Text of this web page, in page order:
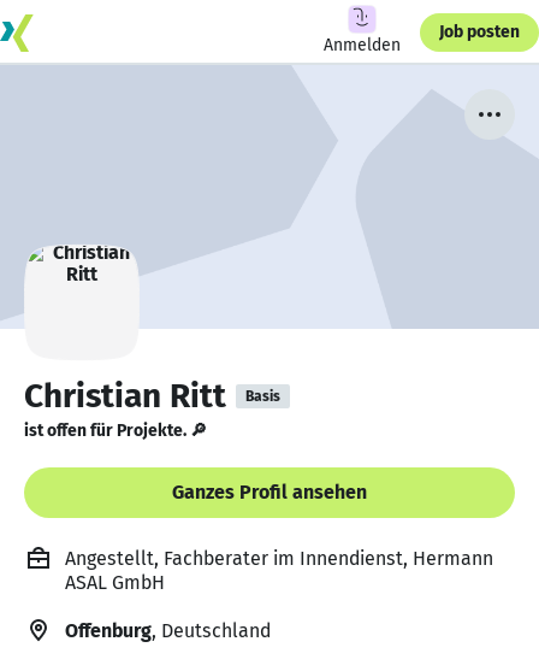
Anmelden
Job posten
Christian Ritt Basis
ist offen für Projekte. 🔎
Ganzes Profil ansehen
Angestellt, Fachberater im Innendienst, Hermann
ASAL GmbH
Offenburg, Deutschland